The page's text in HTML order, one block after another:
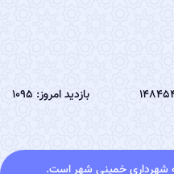
بازدید امروز: 1095
شهرداری خمینی شهر است.